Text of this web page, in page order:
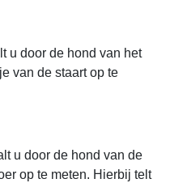
u door de hond van het
van de staart op te
u door de hond van de
op te meten. Hierbij telt